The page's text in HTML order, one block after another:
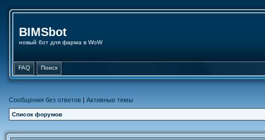
BIMSbot
новый бот для фарма в WoW
FAQ Поиск
Сообщения без ответов | Активные темы
Список форумов